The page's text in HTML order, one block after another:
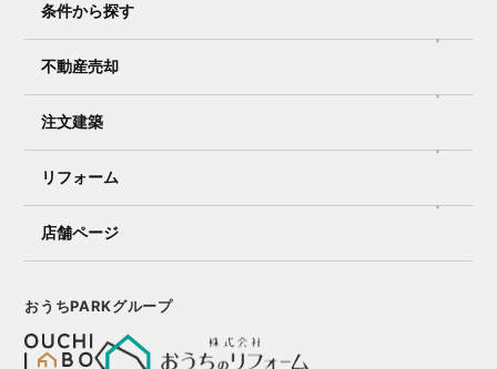
条件から探す
不動産売却
注文建築
リフォーム
店舗ページ
おうちPARKグループ